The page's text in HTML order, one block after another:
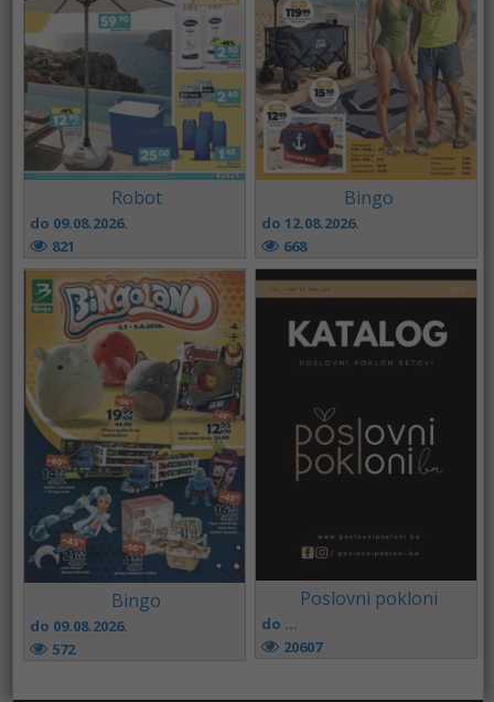
Robot
do 09.08.2026.
821
Bingo
do 12.08.2026.
668
Bingo
do 09.08.2026.
572
Poslovni pokloni
do ...
20607